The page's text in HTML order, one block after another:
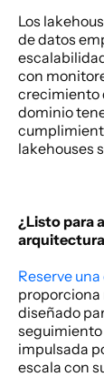
Los
de datos
con
crecimiento
dominio
lakehouses
¿Listo para
Reserve
diseñado
seguimiento
impulsada
escala con